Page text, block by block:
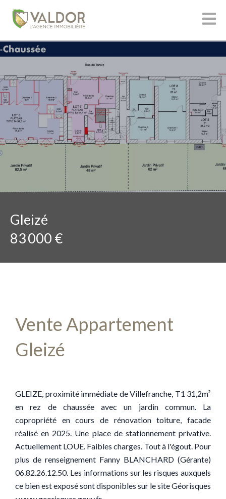
Gleizé
83 000 €
Vente Appartement
Gleizé
GLEIZE, proximité immédiate de Villefranche, T1 31,2m²
en rez de chaussée avec un jardin commun. La
copropriété en cours de rénovation toiture, facade
réalisé en 2025. Une place de stationnement privative.
Actuellement LOUE. Faibles charges. Tout à l'égout. Pour
plus de renseignement Fanny BLANCHARD (Gérante)
06.82.26.12.50. Les informations sur les risques auxquels
ce bien est exposé sont disponibles sur le site Géorisques